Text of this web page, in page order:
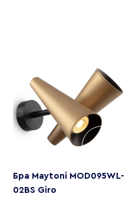
Бра Maytoni MOD095WL-
02BS Giro